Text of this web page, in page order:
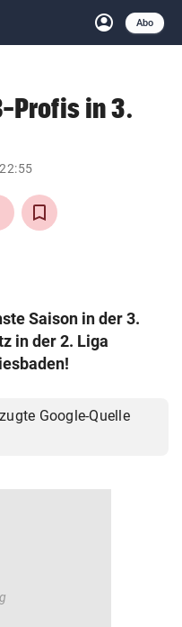
account_circle
Anmelden
Abo
close Schließen
arrow_right
2026
Profis in 3.
Saison in der 3.
in der 2. Liga
Google-Quelle